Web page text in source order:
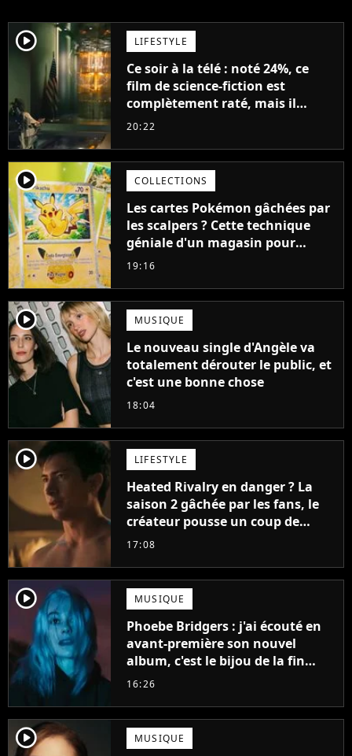
player2 LIFESTYLE
Ce soir à la télé : noté 24%, ce
film de science-fiction est
complètement raté, mais il
aurait pu être encore pire à
20:22
player2 COLLECTIONS
Les cartes Pokémon gâchées par
les scalpers ? Cette technique
géniale d'un magasin pour
ruiner les revendeurs
19:16
player2 MUSIQUE
Le nouveau single d'Angèle va
totalement dérouter le public, et
c'est une bonne chose
18:04
player2 LIFESTYLE
Heated Rivalry en danger ? La
saison 2 gâchée par les fans, le
créateur pousse un coup de
gueule
17:08
player2 MUSIQUE
Phoebe Bridgers : j'ai écouté en
avant-première son nouvel
album, c'est le bijou de la fin
d'été
16:26
player2 MUSIQUE